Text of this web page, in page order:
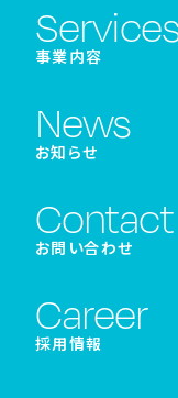
事業内容
News
お知らせ
Contact
お問い合わせ
Career
採用情報